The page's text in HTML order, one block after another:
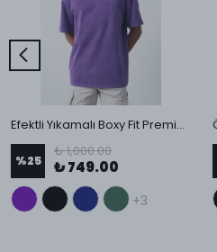
Efektli Yıkamalı Boxy Fit Premium T-Shirt
%25
₺ 1,000.00
₺ 749.00
+3